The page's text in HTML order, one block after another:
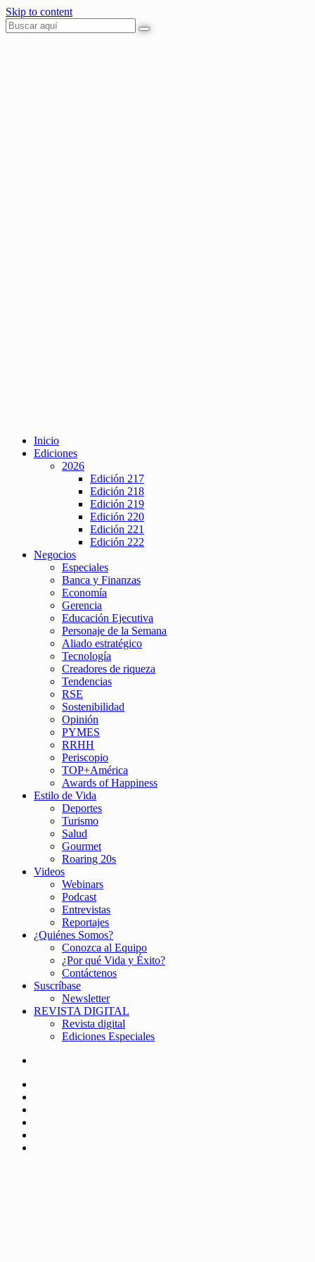
Skip to content
Inicio
Ediciones
2026
Edición 217
Edición 218
Edición 219
Edición 220
Edición 221
Edición 222
Negocios
Especiales
Banca y Finanzas
Economía
Gerencia
Educación Ejecutiva
Personaje de la Semana
Aliado estratégico
Tecnología
Creadores de riqueza
Tendencias
RSE
Sostenibilidad
Opinión
PYMES
RRHH
Periscopio
TOP+América
Awards of Happiness
Estilo de Vida
Deportes
Turismo
Salud
Gourmet
Roaring 20s
Videos
Webinars
Podcast
Entrevistas
Reportajes
¿Quiénes Somos?
Conozca al Equipo
¿Por qué Vida y Éxito?
Contáctenos
Suscríbase
Newsletter
REVISTA DIGITAL
Revista digital
Ediciones Especiales